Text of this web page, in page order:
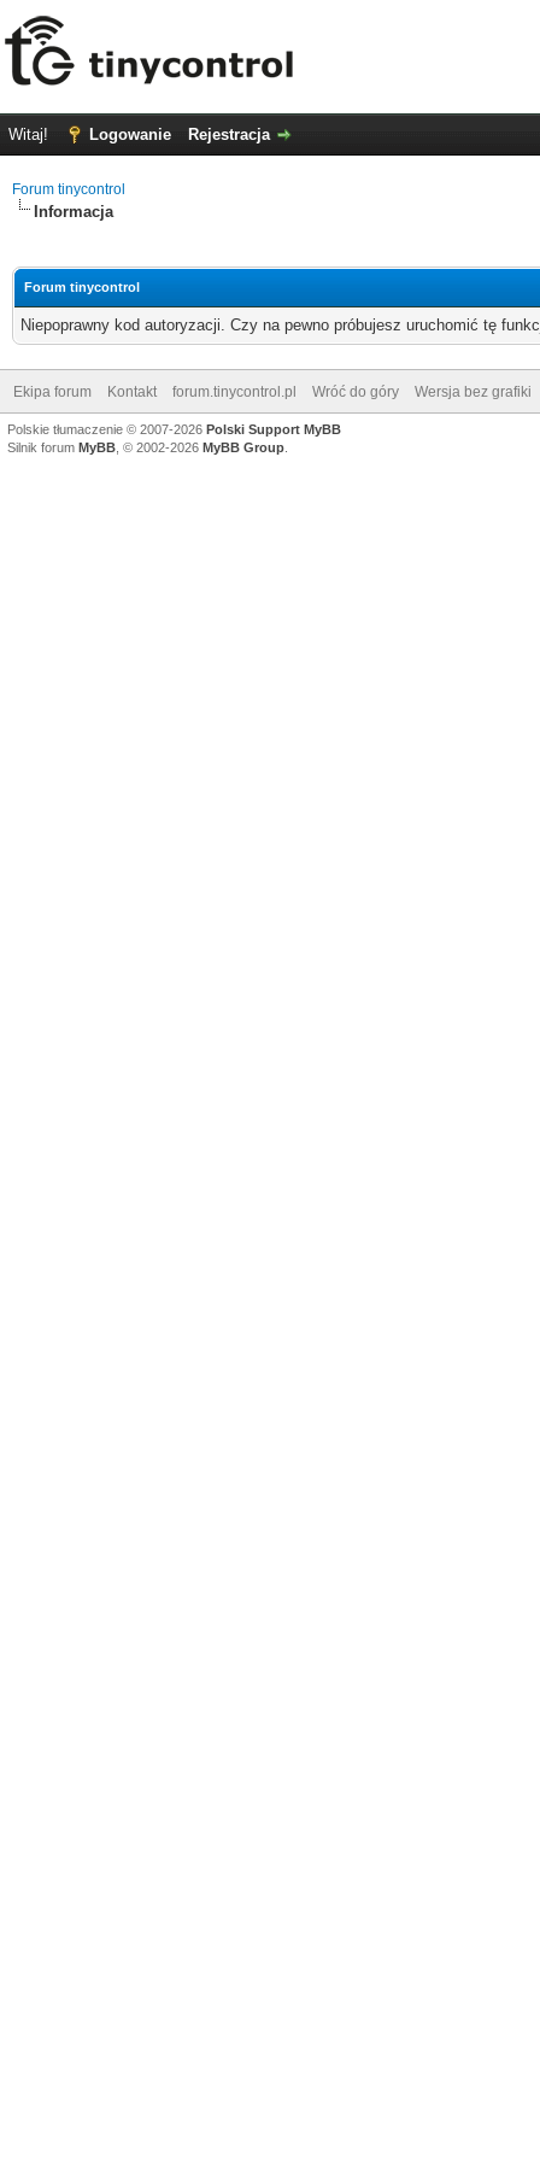
Witaj! Logowanie Rejestracja
Forum tinycontrol
Informacja
Forum tinycontrol
Niepoprawny kod autoryzacji. Czy na pewno próbujesz uruchomić tę
Ekipa forum Kontakt forum.tinycontrol.pl Wróć do góry Wersja bez grafiki
Polskie tłumaczenie © 2007-2026 Polski Support MyBB
Silnik forum MyBB , © 2002-2026 MyBB Group